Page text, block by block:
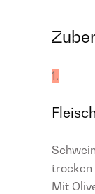
1.
trocken
Mit